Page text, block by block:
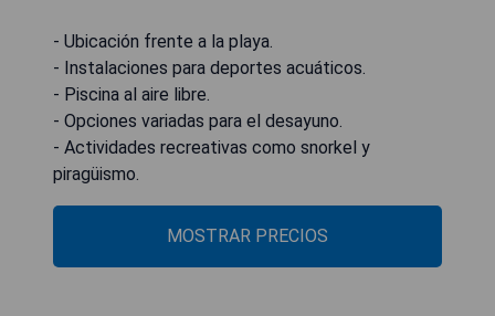
- Ubicación frente a la playa.
- Instalaciones para deportes acuáticos.
- Piscina al aire libre.
- Opciones variadas para el desayuno.
- Actividades recreativas como snorkel y
piragüismo.
MOSTRAR PRECIOS